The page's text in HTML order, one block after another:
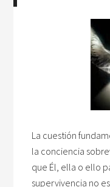
La cuestión
la conciencia
que Él, ella o ello
supervivencia no